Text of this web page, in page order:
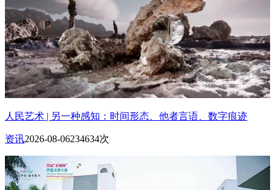
人民艺术 | 另一种感知：时间形态、他者言语、数字痕迹
资讯2026-08-06234634次